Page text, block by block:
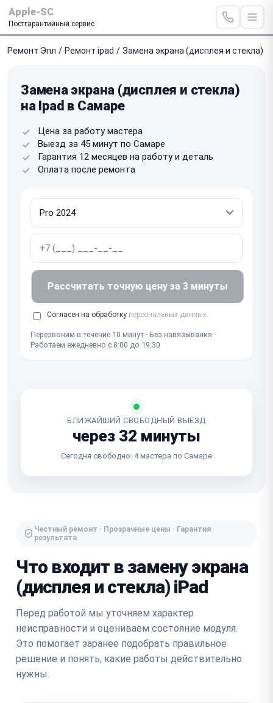
Apple-SC
Постгарантийный сервис
Ремонт Эпл / Ремонт ipad / Замена экрана (дисплея и стекла)
Замена экрана (дисплея и стекла)
на Ipad в Самаре
Цена за работу мастера
Выезд за 45 минут по Самаре
Гарантия 12 месяцев на работу и деталь
Оплата после ремонта
Рассчитать точную цену за 3 минуты
Согласен на обработку персональных данных
Перезвоним в течение 10 минут · Без навязывания ·
Работаем ежедневно с 8:00 до 19:30
БЛИЖАЙШИЙ СВОБОДНЫЙ ВЫЕЗД
через 32 минуты
Сегодня свободно: 4 мастера по Самаре
Честный ремонт · Прозрачные цены · Гарантия
результата
Что входит в замену экрана
(дисплея и стекла) iPad
Перед работой мы уточняем характер
неисправности и оцениваем состояние модуля.
Это помогает заранее подобрать правильное
решение и понять, какие работы действительно
нужны.